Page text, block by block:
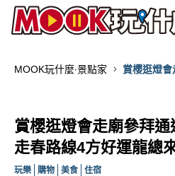
MOOK玩什麼‧景點家
賞櫻逛燈
賞櫻逛燈會走廟參拜
走春路線4方好運龍總
玩樂 購物 美食 住宿